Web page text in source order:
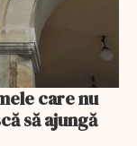
care nu
să ajungă